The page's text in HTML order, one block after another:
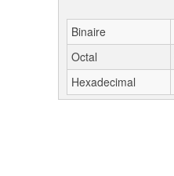
Binaire
Octal
Hexadecimal